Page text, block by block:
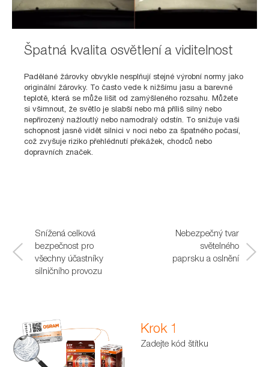
Špatná kvalita osvětlení a viditelnost
Padělané žárovky obvykle nesplňují stejné výrobní normy jako
originální žárovky. To často vede k nižšímu jasu a barevné
teplotě, která se může lišit od zamýšleného rozsahu. Můžete
si všimnout, že světlo je slabší nebo má příliš silný nebo
nepřirozený nažloutlý nebo namodralý odstín. To snižuje vaši
schopnost jasně vidět silnici v noci nebo za špatného počasí,
což zvyšuje riziko přehlédnutí překážek, chodců nebo
dopravních značek.
Snížená celková
bezpečnost pro
všechny účastníky
silničního provozu
viditelnost
Nebezpečný tvar
světelného
paprsku a oslnění
Krok 1
Zadejte kód štítku